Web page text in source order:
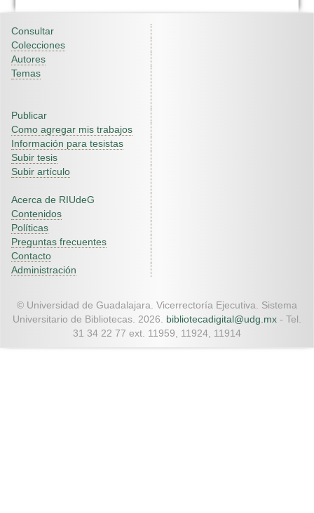
Consultar
Colecciones
Autores
Temas
Publicar
Como agregar mis trabajos
Información para tesistas
Subir tesis
Subir artículo
Acerca de RIUdeG
Contenidos
Políticas
Preguntas frecuentes
Contacto
Administración
© Universidad de Guadalajara. Vicerrectoría Ejecutiva. Sistema
Universitario de Bibliotecas. 2026. bibliotecadigital@udg.mx - Tel.
31 34 22 77 ext. 11959, 11924, 11914